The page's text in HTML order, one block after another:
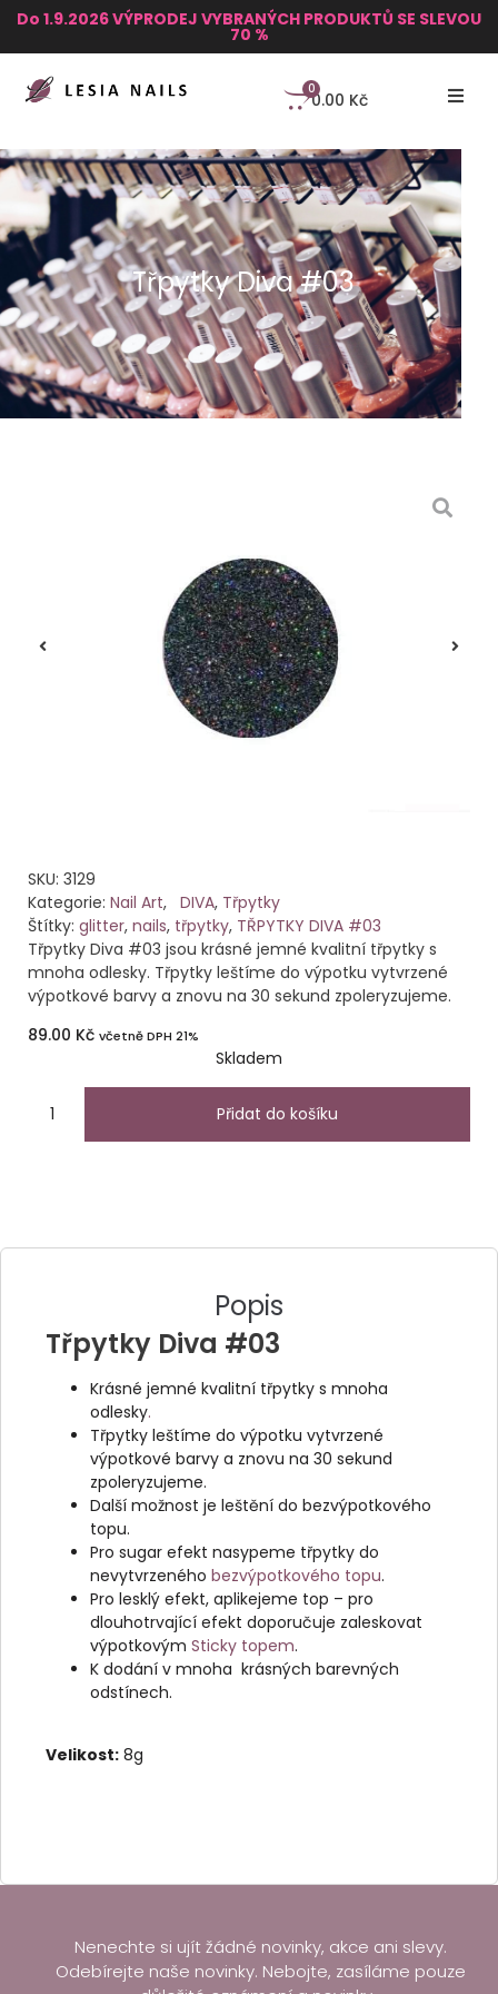
Do 1.9.2026 VÝPRODEJ VYBRANÝCH PRODUKTŮ SE SLEVOU
70 %
0.00 Kč
0
Třpytky Diva #03
SKU: 3129
Kategorie: Nail Art, DIVA, Třpytky
Štítky: glitter, nails, třpytky, TŘPYTKY DIVA #03
Třpytky Diva #03 jsou krásné jemné kvalitní třpytky s
mnoha odlesky. Třpytky leštíme do výpotku vytvrzené
výpotkové barvy a znovu na 30 sekund zpoleryzujeme.
89.00 Kč včetně DPH 21%
Skladem
Přidat do košíku
Popis
Třpytky Diva #03
Krásné jemné kvalitní třpytky s mnoha
odlesky.
Třpytky leštíme do výpotku vytvrzené
výpotkové barvy a znovu na 30 sekund
zpoleryzujeme.
Další možnost je leštění do bezvýpotkového
topu.
Pro sugar efekt nasypeme třpytky do
nevytvrzeného bezvýpotkového topu.
Pro lesklý efekt, aplikejeme top – pro
dlouhotrvající efekt doporučuje zaleskovat
výpotkovým Sticky topem.
K dodání v mnoha krásných barevných
odstínech.
Velikost: 8g
Nenechte si ujít žádné novinky, akce ani slevy.
Odebírejte naše novinky. Nebojte, zasíláme pouze